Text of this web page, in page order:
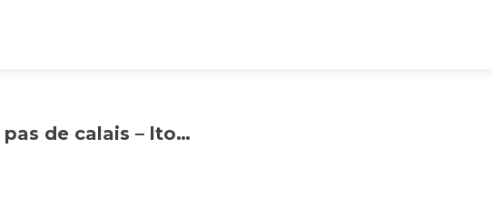
de calais – lto…